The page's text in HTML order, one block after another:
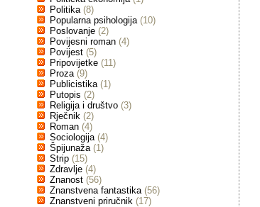
Politika (8)
Popularna psihologija (10)
Poslovanje (2)
Povijesni roman (4)
Povijest (5)
Pripovijetke (11)
Proza (9)
Publicistika (1)
Putopis (2)
Religija i društvo (3)
Rječnik (2)
Roman (4)
Sociologija (4)
Špijunaža (1)
Strip (15)
Zdravlje (4)
Znanost (56)
Znanstvena fantastika (56)
Znanstveni priručnik (17)